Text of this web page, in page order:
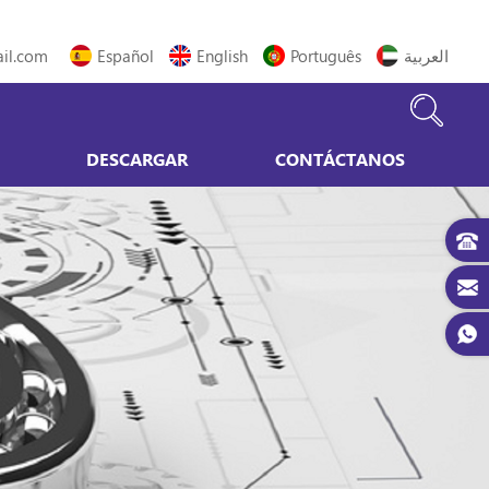
Español
English Português العربية
DESCARGAR CONTÁCTANOS